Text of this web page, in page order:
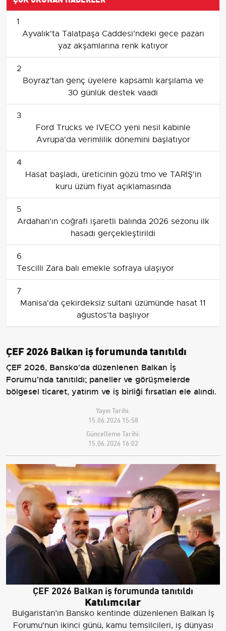
1
Ayvalık'ta Talatpaşa Caddesi'ndeki gece pazarı
yaz akşamlarına renk katıyor
2
Boyraz'tan genç üyelere kapsamlı karşılama ve
30 günlük destek vaadi
3
Ford Trucks ve IVECO yeni nesil kabinle
Avrupa'da verimlilik dönemini başlatıyor
4
Hasat başladı, üreticinin gözü tmo ve TARİŞ'in
kuru üzüm fiyat açıklamasında
5
Ardahan'ın coğrafi işaretli balında 2026 sezonu ilk
hasadı gerçekleştirildi
6
Tescilli Zara balı emekle sofraya ulaşıyor
7
Manisa'da çekirdeksiz sultani üzümünde hasat 11
ağustos'ta başlıyor
ÇEF 2026 Balkan iş forumunda tanıtıldı
ÇEF 2026, Bansko'da düzenlenen Balkan İş
Forumu'nda tanıtıldı; paneller ve görüşmelerde
bölgesel ticaret, yatırım ve iş birliği fırsatları ele alındı.
Yayın Tarihi:
15.06.2026 15:58
Güncelleme Tarihi:
15.06.2026 16:02
ÇEF 2026 Balkan iş forumunda tanıtıldı
Katılımcılar
Bulgaristan’ın Bansko kentinde düzenlenen Balkan İş
Forumu'nun ikinci günü, kamu temsilcileri, iş dünyası